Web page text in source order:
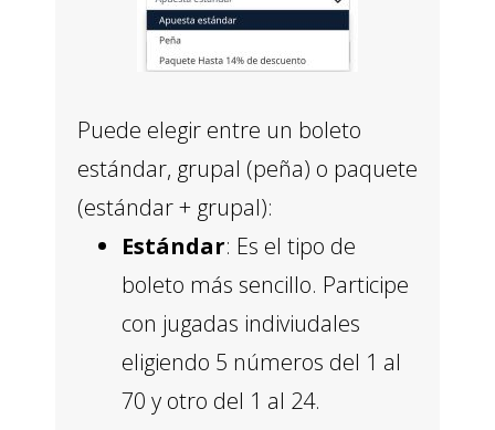
Puede elegir entre un boleto
estándar, grupal (peña) o paquete
(estándar + grupal):
Estándar: Es el tipo de
boleto más sencillo. Participe
con jugadas indiviudales
eligiendo 5 números del 1 al
70 y otro del 1 al 24.